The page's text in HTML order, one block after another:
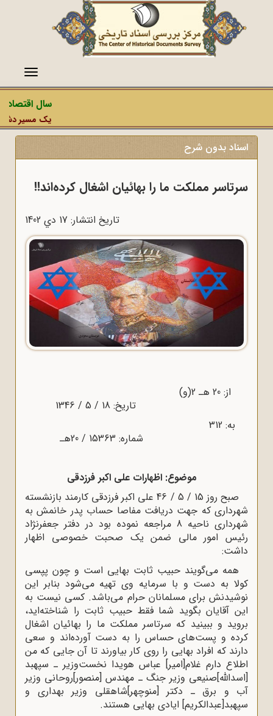
منو
سال اقتصاد
یک مسیر
اسناد بدون شرح
سرتاسر مملکت ما را بهائیان اشغال کرده‌اند!!
تاریخ انتشار: 17 دي 1402
از: 20 هـ ‌2(و)
تاریخ: 18 / 5 / 1346
شماره: 15363 / 20هـ
موضوع: اظهارات علی اکبر فرزدقی
صبح روز 15 / 5 / 46 علی اکبر فرزدقی کارمند بازنشسته
شهرداری که جهت دریافت مفاصا حساب پدر خانمش به
شهرداری ناحیه 8 مراجعه نموده بود در دفتر جعفرنژاد
رئیس امور مالی ضمن یک صحبت خصوصی اظهار
داشت:
همه می‌گویند حبیب ثابت بهایی است و چون پپسی
کولا به دست و با سرمایه وی تهیه می‌شود بنابر این
نوشیدنش برای مسلمانان حرام می‌باشد. کسی نیست به
این آقایان بگوید شما فقط حبیب ثابت را شناخته‌اید،
بروید و ببینید که سرتاسر مملکت ما را بهائیان اشغال
کرده و پست‌های حساس را به دست آورده‌اند و سعی
دارند که افراد بهایی را روی کار بیاورند تا آن جایی که من
اطلاع دارم غلام[امیر] عباس هویدا نخست‌وزیر ـ سپهبد
[اسدالله]صنیعی وزیر جنگ ـ مهندس [منصور]روحانی وزیر
آب و برق ـ دکتر [منوچهر]شاهقلی وزیر بهداری و
سپهبد[عبدالکریم] ایادی بهایی هستند.